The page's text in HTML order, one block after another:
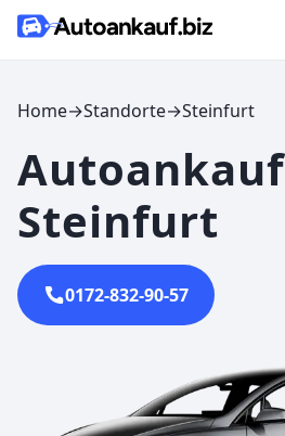
Skip to content
Home→Standorte→Steinfurt
Autoankauf
Steinfurt
0172-832-90-57